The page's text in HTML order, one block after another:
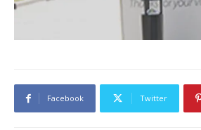
Facebook Twitter